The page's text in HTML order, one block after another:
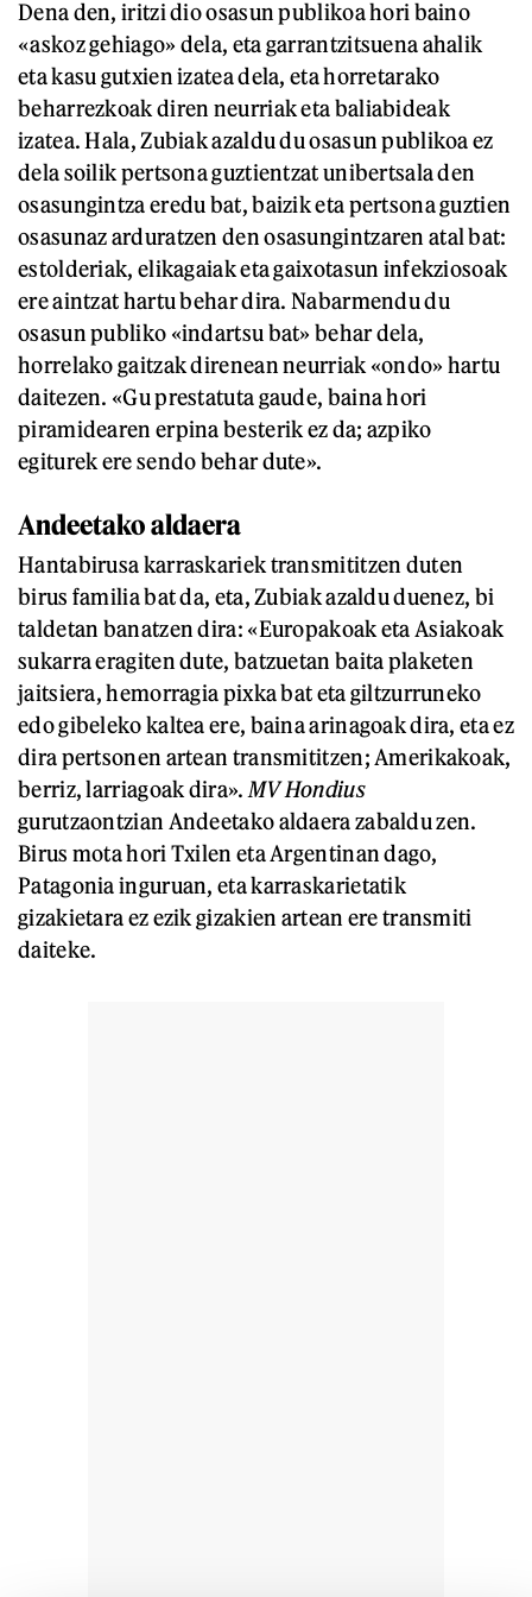
Dena den, iritzi dio osasun publikoa hori baino
«askoz gehiago» dela, eta garrantzitsuena ahalik
eta kasu gutxien izatea dela, eta horretarako
beharrezkoak diren neurriak eta baliabideak
izatea. Hala, Zubiak azaldu du osasun publikoa ez
dela soilik pertsona guztientzat unibertsala den
osasungintza eredu bat, baizik eta pertsona guztien
osasunaz arduratzen den osasungintzaren atal bat:
estolderiak, elikagaiak eta gaixotasun infekziosoak
ere aintzat hartu behar dira. Nabarmendu du
osasun publiko «indartsu bat» behar dela,
horrelako gaitzak direnean neurriak «ondo» hartu
daitezen. «Gu prestatuta gaude, baina hori
piramidearen erpina besterik ez da; azpiko
egiturek ere sendo behar dute».
Andeetako aldaera
Hantabirusa karraskariek transmititzen duten
birus familia bat da, eta, Zubiak azaldu duenez, bi
taldetan banatzen dira: «Europakoak eta Asiakoak
sukarra eragiten dute, batzuetan baita plaketen
jaitsiera, hemorragia pixka bat eta giltzurruneko
edo gibeleko kaltea ere, baina arinagoak dira, eta ez
dira pertsonen artean transmititzen; Amerikakoak,
berriz, larriagoak dira». MV Hondius
gurutzaontzian Andeetako aldaera zabaldu zen.
Birus mota hori Txilen eta Argentinan dago,
Patagonia inguruan, eta karraskarietatik
gizakietara ez ezik gizakien artean ere transmiti
daiteke.